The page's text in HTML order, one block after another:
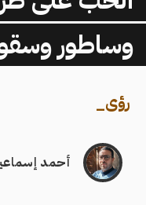
وساطور
رؤى_
أحمد